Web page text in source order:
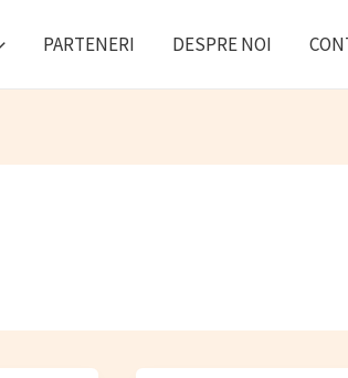
PARTENERI DESPRE NOI